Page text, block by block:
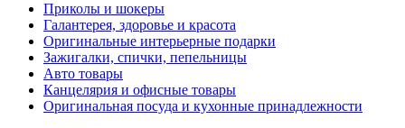
Приколы и шокеры
Галантерея, здоровье и красота
Оригинальные интерьерные подарки
Зажигалки, спички, пепельницы
Авто товары
Канцелярия и офисные товары
Оригинальная посуда и кухонные принадлежности